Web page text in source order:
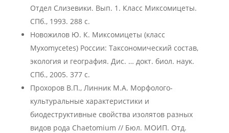
Отдел Слизевики. Вып. 1. Класс Миксомицеты.
СПб., 1993. 288 с.
Новожилов Ю. К. Миксомицеты (класс
Myxomycetes) России: Таксономический состав,
экология и география. Дис. … докт. биол. наук.
СПб., 2005. 377 c.
Прохоров В.П., Линник М.А. Морфолого-
культуральные характеристики и
биодеструктивные свойства изолятов разных
видов рода Chaetomium // Бюл. МОИП. Отд.